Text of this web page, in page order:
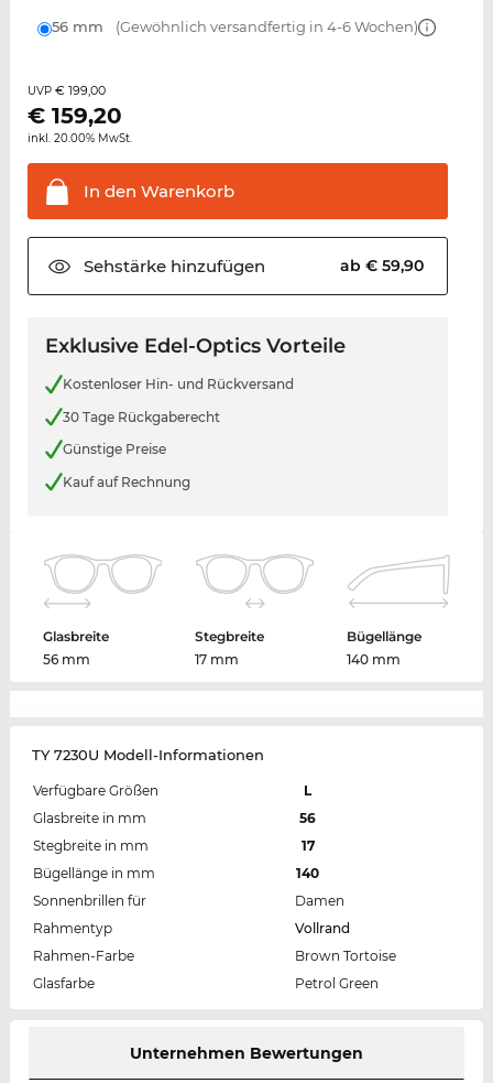
56 mm (Gewöhnlich versandfertig in 4-6 Wochen)
UVP € 199,00
€ 159,20
inkl. 20.00% MwSt.
In den Warenkorb
Sehstärkehinzufügen ab € 59,90
Exklusive Edel-Optics Vorteile
Kostenloser Hin- und Rückversand
30 Tage Rückgaberecht
Günstige Preise
Kauf auf Rechnung
Glasbreite
56 mm
Stegbreite
17 mm
Bügellänge
140 mm
TY 7230U Modell-Informationen
Verfügbare Größen
L
Glasbreite in mm
56
Stegbreite in mm
17
Bügellänge in mm
140
Sonnenbrillen für
Damen
Rahmentyp
Vollrand
Rahmen-Farbe
Brown Tortoise
Glasfarbe
Petrol Green
Unternehmen Bewertungen